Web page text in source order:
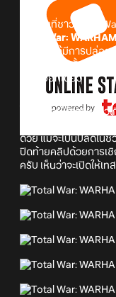
เป็นเกมที่ชาว Total
Total War:
ก็ได้มีการปล่อ
แต่ยิ่งไปกว่านั้นคือเร
ดีไม่น้อยทีเดียว
โดยวิดิโอนี้มีความยาว
มุมต่างๆ ในการพัฒนา
ด้วย แม้จะเป็นบิลด์ใน
ปิดท้ายคลิปด้วยการเ
ครับ เห็นว่าจะเปิดให้เ